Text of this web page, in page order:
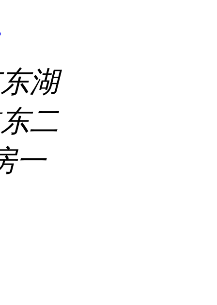
湖
二
一